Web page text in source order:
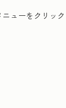
ューをクリック